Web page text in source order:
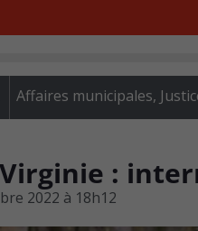
Affaires municipales,
:
2022 à 18h12